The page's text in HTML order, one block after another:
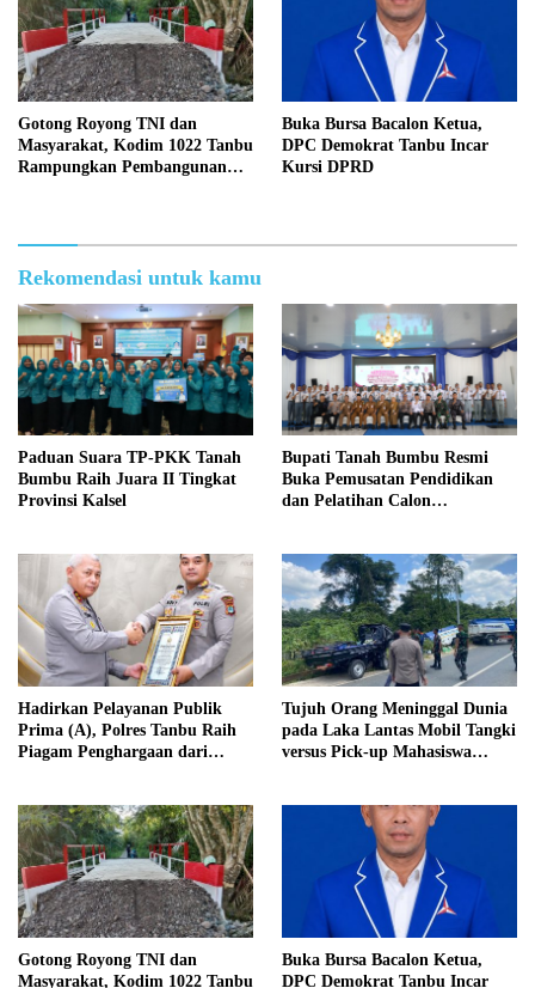
Gotong Royong TNI dan
Masyarakat, Kodim 1022 Tanbu
Rampungkan Pembangunan
Buka Bursa Bacalon Ketua,
DPC Demokrat Tanbu Incar
Kursi DPRD
Rekomendasi untuk kamu
Paduan Suara TP-PKK Tanah
Bumbu Raih Juara II Tingkat
Provinsi Kalsel
Bupati Tanah Bumbu Resmi
Buka Pemusatan Pendidikan
dan Pelatihan Calon
Hadirkan Pelayanan Publik
Prima (A), Polres Tanbu Raih
Piagam Penghargaan dari
Tujuh Orang Meninggal Dunia
pada Laka Lantas Mobil Tangki
versus Pick-up Mahasiswa
Gotong Royong TNI dan
Masyarakat, Kodim 1022 Tanbu
Buka Bursa Bacalon Ketua,
DPC Demokrat Tanbu Incar